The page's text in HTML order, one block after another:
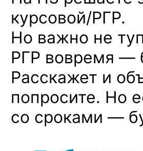
курсовой/РГР.
Но важно не
РГР вовремя —
Расскажет и
попросите. Но
со сроками —